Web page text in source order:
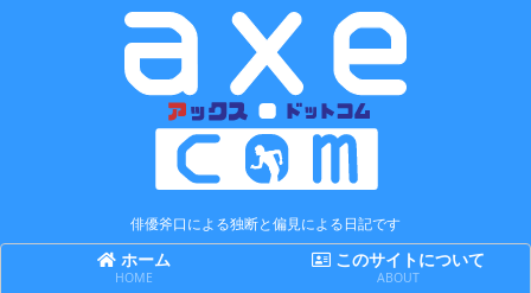
俳優斧口による独断と偏見による日記です
ホーム
HOME
このサイトについて
ABOUT